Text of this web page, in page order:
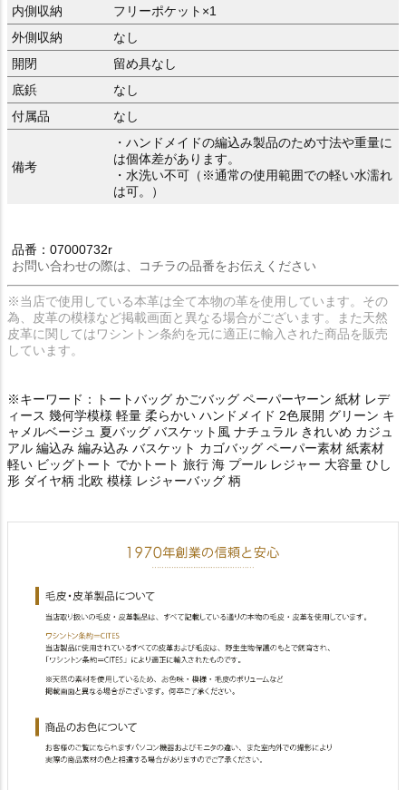
内側収納
フリーポケット×1
外側収納
なし
開閉
留め具なし
底鋲
なし
付属品
なし
備考
・ハンドメイドの編込み製品のため寸法や重量に
は個体差があります。
・水洗い不可（※通常の使用範囲での軽い水濡れ
は可。）
品番：07000732r
お問い合わせの際は、コチラの品番をお伝えください
※当店で使用している本革は全て本物の革を使用しています。その
為、皮革の模様など掲載画面と異なる場合がございます。また天然
皮革に関してはワシントン条約を元に適正に輸入された商品を販売
しています。
※キーワード：トートバッグ かごバッグ ペーパーヤーン 紙材 レデ
ィース 幾何学模様 軽量 柔らかい ハンドメイド 2色展開 グリーン キ
ャメルベージュ 夏バッグ バスケット風 ナチュラル きれいめ カジュ
アル 編込み 編み込み バスケット カゴバッグ ペーパー素材 紙素材
軽い ビッグトート でかトート 旅行 海 プール レジャー 大容量 ひし
形 ダイヤ柄 北欧 模様 レジャーバッグ 柄